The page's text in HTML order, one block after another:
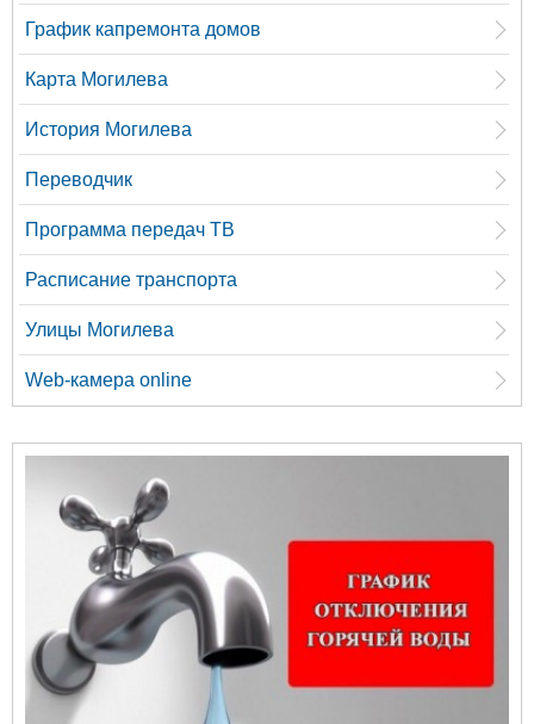
График капремонта домов
Карта Могилева
История Могилева
Переводчик
Программа передач ТВ
Расписание транспорта
Улицы Могилева
Web-камера online